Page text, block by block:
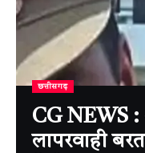
छत्तीसगढ़
CG NEWS
लापरवाही